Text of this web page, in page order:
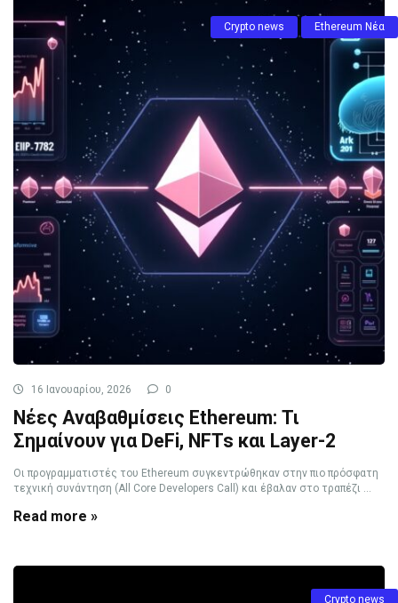
Crypto news Ethereum Νέα
16 Ιανουαρίου, 2026 0
Νέες Αναβαθμίσεις Ethereum: Τι
Σημαίνουν για DeFi, NFTs και Layer-2
Οι προγραμματιστές του Ethereum συγκεντρώθηκαν στην πιο πρόσφατη
τεχνική συνάντηση (All Core Developers Call) και έβαλαν στο τραπέζι ...
Read more »
Crypto news